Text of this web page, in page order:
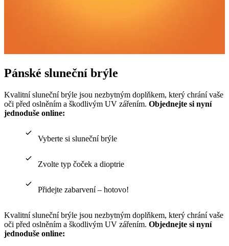
Pánské sluneční brýle
Kvalitní sluneční brýle jsou nezbytným doplňkem, který chrání vaše
oči před oslněním a škodlivým UV zářením. Objednejte si nyní
jednoduše online:
Vyberte si sluneční brýle
Zvolte typ čoček a dioptrie
Přidejte zabarvení – hotovo!
Kvalitní sluneční brýle jsou nezbytným doplňkem, který chrání vaše
oči před oslněním a škodlivým UV zářením. Objednejte si nyní
jednoduše online: